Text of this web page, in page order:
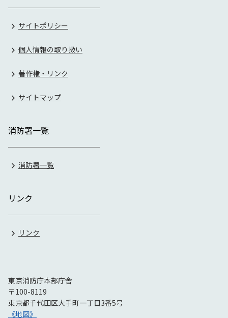
サイトポリシー
個人情報の取り扱い
著作権・リンク
サイトマップ
消防署一覧
消防署一覧
リンク
リンク
東京消防庁本部庁舎
〒100-8119
東京都千代田区大手町一丁目3番5号
《地図》